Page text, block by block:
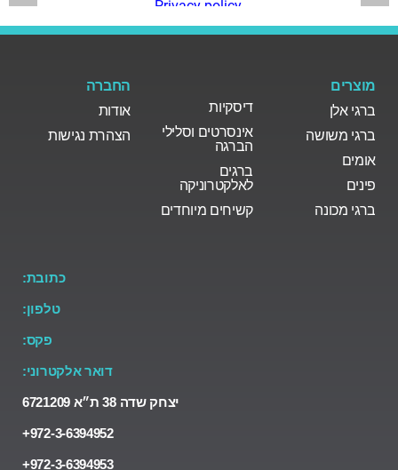
מוצרים
ברגי אלן
ברגי משושה
אומים
פינים
ברגי מכונה
דיסקיות
אינסרטים וסלילי
הברגה
ברגים
לאלקטרוניקה
קשיחים מיוחדים
החברה
אודות
הצהרת נגישות
כתובת:
טלפון:
פקס:
דואר אלקטרוני:
יצחק שדה 38 ת״א 6721209
972-3-6394952+
972-3-6394953+